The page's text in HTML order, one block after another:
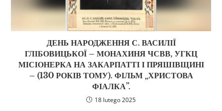
ДЕНЬ НАРОДЖЕННЯ С. ВАСИЛІЇ
ГЛІБОВИЦЬКОЇ – МОНАХИНЯ ЧСВВ, УГКЦ
МІСІОНЕРКА НА ЗАКАРПАТТІ І ПРЯШІВЩИНІ
– (130 РОКІВ ТОМУ). ФІЛЬМ „ХРИСТОВА
ФІАЛКА”.
18 lutego 2025